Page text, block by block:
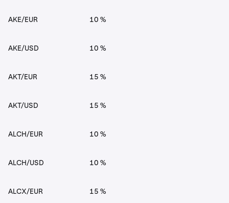
AKE/EUR 10 %
AKE/USD 10 %
AKT/EUR 15 %
AKT/USD 15 %
ALCH/EUR 10 %
ALCH/USD 10 %
ALCX/EUR 15 %